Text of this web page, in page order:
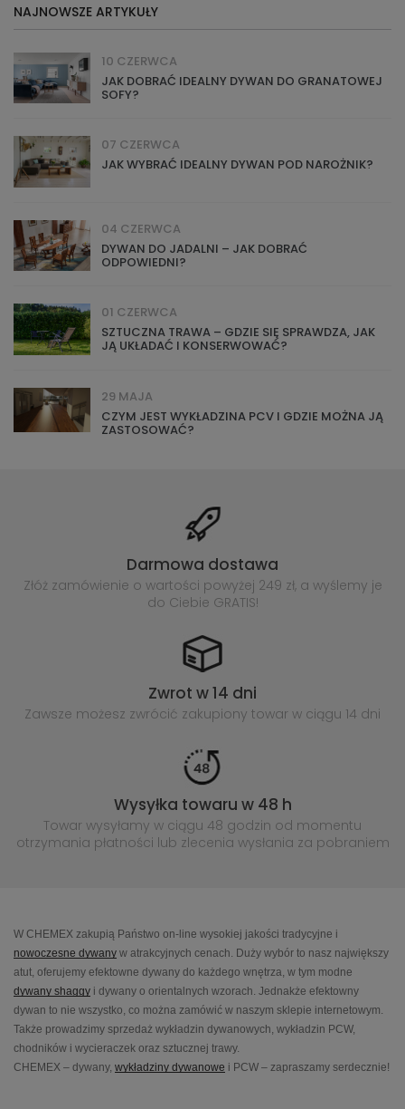
NAJNOWSZE ARTYKUŁY
10 CZERWCA
JAK DOBRAĆ IDEALNY DYWAN DO GRANATOWEJ
SOFY?
07 CZERWCA
JAK WYBRAĆ IDEALNY DYWAN POD NAROŻNIK?
04 CZERWCA
DYWAN DO JADALNI – JAK DOBRAĆ
ODPOWIEDNI?
01 CZERWCA
SZTUCZNA TRAWA – GDZIE SIĘ SPRAWDZA, JAK
JĄ UKŁADAĆ I KONSERWOWAĆ?
29 MAJA
CZYM JEST WYKŁADZINA PCV I GDZIE MOŻNA JĄ
ZASTOSOWAĆ?
Darmowa dostawa
Złóż zamówienie o wartości powyżej 249 zł, a wyślemy je
do Ciebie GRATIS!
Zwrot w 14 dni
Zawsze możesz zwrócić zakupiony towar w ciągu 14 dni
Wysyłka towaru w 48 h
Towar wysyłamy w ciągu 48 godzin od momentu
otrzymania płatności lub zlecenia wysłania za pobraniem
W CHEMEX zakupią Państwo on-line wysokiej jakości tradycyjne i
nowoczesne dywany w atrakcyjnych cenach. Duży wybór to nasz największy
atut, oferujemy efektowne dywany do każdego wnętrza, w tym modne
dywany shaggy i dywany o orientalnych wzorach. Jednakże efektowny
dywan to nie wszystko, co można zamówić w naszym sklepie internetowym.
Także prowadzimy sprzedaż wykładzin dywanowych, wykładzin PCW,
chodników i wycieraczek oraz sztucznej trawy.
CHEMEX – dywany, wykładziny dywanowe i PCW – zapraszamy serdecznie!